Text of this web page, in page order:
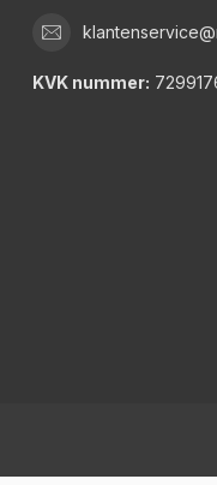
KVK nummer: